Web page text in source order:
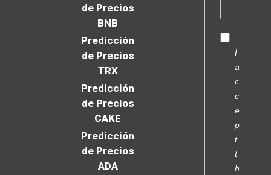
de Precios
BNB
Predicción
de Precios
TRX
Predicción
de Precios
CAKE
Predicción
de Precios
ADA
I
a
c
c
e
p
t
t
h